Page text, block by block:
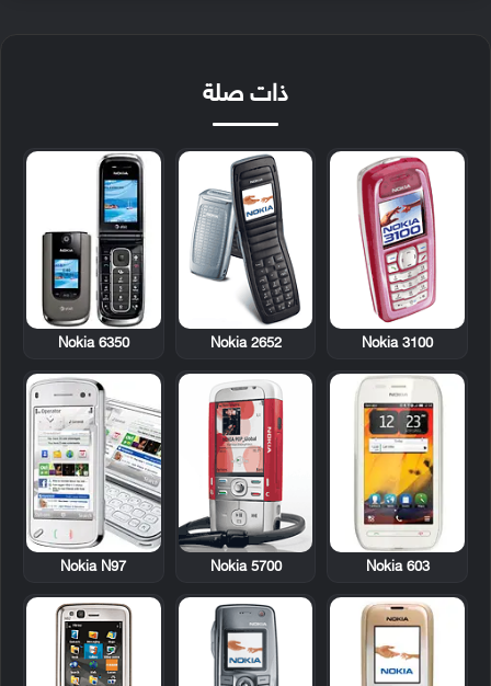
ذات صلة
Nokia 3100
Nokia 2652
Nokia 6350
Nokia 603
Nokia 5700
Nokia N97